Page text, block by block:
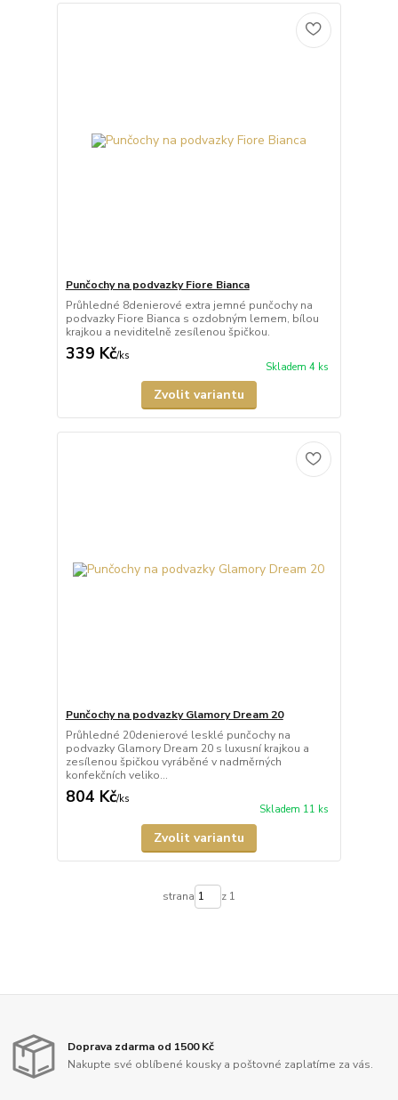
Punčochy na podvazky Fiore Bianca
Průhledné 8denierové extra jemné punčochy na
podvazky Fiore Bianca s ozdobným lemem, bílou
krajkou a neviditelně zesílenou špičkou.
339 Kč/ks
Skladem 4 ks
Zvolit variantu
Punčochy na podvazky Glamory Dream 20
Průhledné 20denierové lesklé punčochy na
podvazky Glamory Dream 20 s luxusní krajkou a
zesílenou špičkou vyráběné v nadměrných
konfekčních veliko...
804 Kč/ks
Skladem 11 ks
Zvolit variantu
strana z 1
Doprava zdarma od 1500 Kč
Nakupte své oblíbené kousky a poštovné zaplatíme za vás.